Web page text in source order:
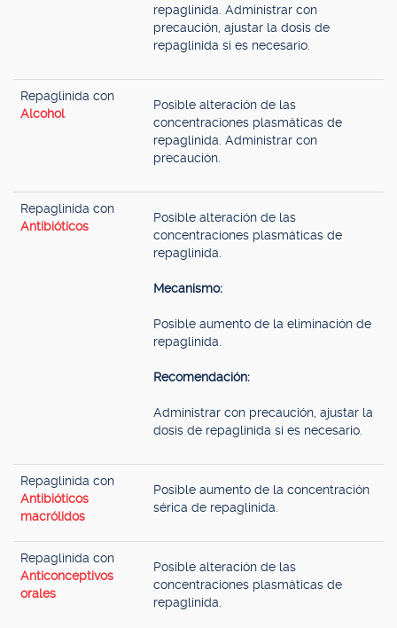
repaglinida. Administrar con
precaución, ajustar la dosis de
repaglinida si es necesario.
Repaglinida con
Alcohol
Posible alteración de las
concentraciones plasmáticas de
repaglinida. Administrar con
precaución.
Repaglinida con
Antibióticos
Posible alteración de las
concentraciones plasmáticas de
repaglinida.
Mecanismo:
Posible aumento de la eliminación de
repaglinida.
Recomendación:
Administrar con precaución, ajustar la
dosis de repaglinida si es necesario.
Repaglinida con
Antibióticos
macrólidos
Posible aumento de la concentración
sérica de repaglinida.
Repaglinida con
Anticonceptivos
orales
Posible alteración de las
concentraciones plasmáticas de
repaglinida.